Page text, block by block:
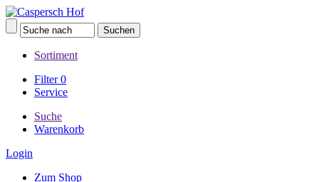
Sortiment
Filter0
Service
Suche
Warenkorb
Login
Zum Shop